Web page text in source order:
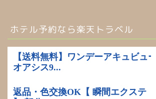
ホテル予約なら楽天トラベル